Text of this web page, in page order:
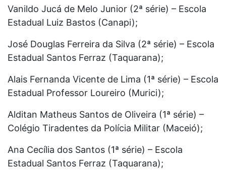
Vanildo Jucá de Melo Junior (2ª série) – Escola
Estadual Luiz Bastos (Canapi);
José Douglas Ferreira da Silva (2ª série) – Escola
Estadual Santos Ferraz (Taquarana);
Alais Fernanda Vicente de Lima (1ª série) – Escola
Estadual Professor Loureiro (Murici);
Alditan Matheus Santos de Oliveira (1ª série) –
Colégio Tiradentes da Polícia Militar (Maceió);
Ana Cecília dos Santos (1ª série) – Escola
Estadual Santos Ferraz (Taquarana);